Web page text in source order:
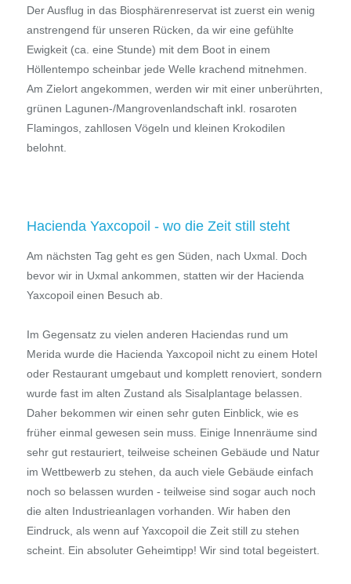
Der Ausflug in das Biosphärenreservat ist zuerst ein wenig
anstrengend für unseren Rücken, da wir eine gefühlte
Ewigkeit (ca. eine Stunde) mit dem Boot in einem
Höllentempo scheinbar jede Welle krachend mitnehmen.
Am Zielort angekommen, werden wir mit einer unberührten,
grünen Lagunen-/Mangrovenlandschaft inkl. rosaroten
Flamingos, zahllosen Vögeln und kleinen Krokodilen
belohnt.
Hacienda Yaxcopoil - wo die Zeit still steht
Am nächsten Tag geht es gen Süden, nach Uxmal. Doch
bevor wir in Uxmal ankommen, statten wir der Hacienda
Yaxcopoil einen Besuch ab.
Im Gegensatz zu vielen anderen Haciendas rund um
Merida wurde die Hacienda Yaxcopoil nicht zu einem Hotel
oder Restaurant umgebaut und komplett renoviert, sondern
wurde fast im alten Zustand als Sisalplantage belassen.
Daher bekommen wir einen sehr guten Einblick, wie es
früher einmal gewesen sein muss. Einige Innenräume sind
sehr gut restauriert, teilweise scheinen Gebäude und Natur
im Wettbewerb zu stehen, da auch viele Gebäude einfach
noch so belassen wurden - teilweise sind sogar auch noch
die alten Industrieanlagen vorhanden. Wir haben den
Eindruck, als wenn auf Yaxcopoil die Zeit still zu stehen
scheint. Ein absoluter Geheimtipp! Wir sind total begeistert.